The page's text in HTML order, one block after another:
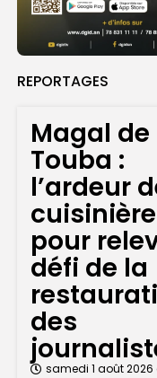
REPORTAGES
Magal de
Touba :
l’ardeur
pour
défi de la
des
samedi 1 août 2026